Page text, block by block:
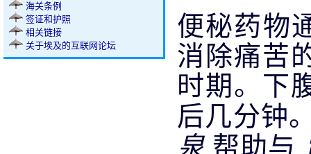
海关条例
签证和护照
相关链接
关于埃及的互联网论坛
便秘药物
消除痛苦
时期。下
后几分钟
泉 帮助与